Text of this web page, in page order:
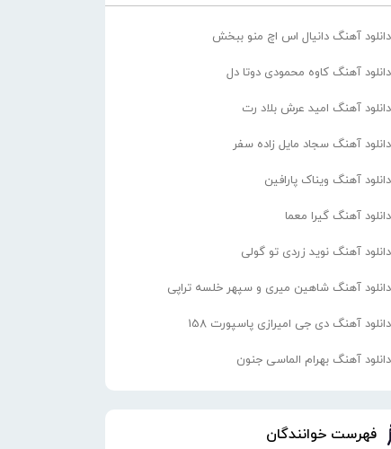
دانلود آهنگ دانیال اس اچ منو ببخش
دانلود آهنگ کاوه محمودی دوتا دل
دانلود آهنگ امید عرش بلاد رت
دانلود آهنگ سجاد مایل زاده سفر
دانلود آهنگ ویناک پارافین
دانلود آهنگ گیرا معما
دانلود آهنگ نوید زردی تو گولی
دانلود آهنگ شاهین میری و سپهر خلسه تراپی
دانلود آهنگ دی جی امیرازی پاسپورت 158
دانلود آهنگ بهرام الماسی جنون
فهرست خوانندگان